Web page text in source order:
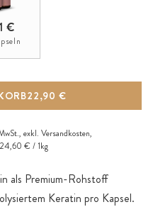
als Premium-Rohstoff
Keratin pro Kapsel.
€
22,90 €
exkl. Versandkosten,
€ / 1kg